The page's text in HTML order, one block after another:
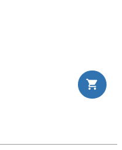
shopping_cart